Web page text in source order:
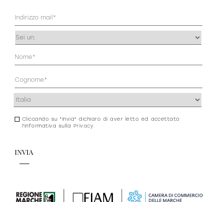
Mail
(Obbligatorio)
Occupazione
Anagrafica
Indirizzo
Consenso
privacy
Cliccando su "Invia" dichiaro di aver letto ed accettato
l'informativa sulla Privacy.